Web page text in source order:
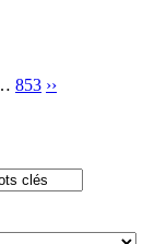
853 ››